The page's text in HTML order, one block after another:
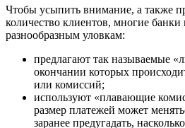
Чтобы усыпить внимание, а также
количество клиентов, многие
разнообразным уловкам:
предлагают так называемые
окончании которых
или комиссий;
используют «плавающие
размер платежей может
заранее предугадать,